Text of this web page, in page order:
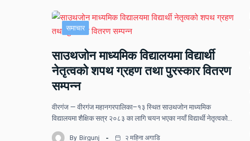
समाचार
साउथजोन माध्यमिक विद्यालयमा विद्यार्थी
नेतृत्वको शपथ ग्रहण तथा पुरस्कार वितरण
सम्पन्न
वीरगंज — वीरगंज महानगरपालिका–१३ स्थित साउथजोन माध्यमिक
विद्यालयमा शैक्षिक सत्र २०८३ का लागि चयन भएका नयाँ विद्यार्थी नेतृत्वको…
By Birgunj २ महिना अगाडि